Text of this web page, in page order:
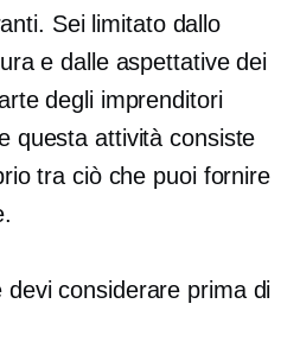
Sei limitato dallo
e dalle aspettative dei
degli imprenditori
questa attività consiste
tra ciò che puoi fornire
considerare prima di